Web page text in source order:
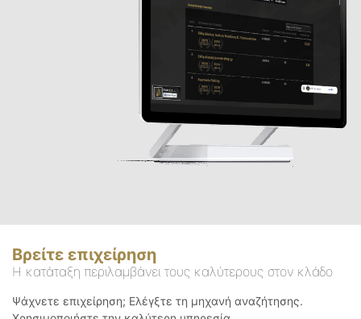
Βρείτε επιχείρηση
Η κατάταξη περιλαμβάνει τους καλύτερους στον κλάδο
Ψάχνετε επιχείρηση; Ελέγξτε τη μηχανή αναζήτησης.